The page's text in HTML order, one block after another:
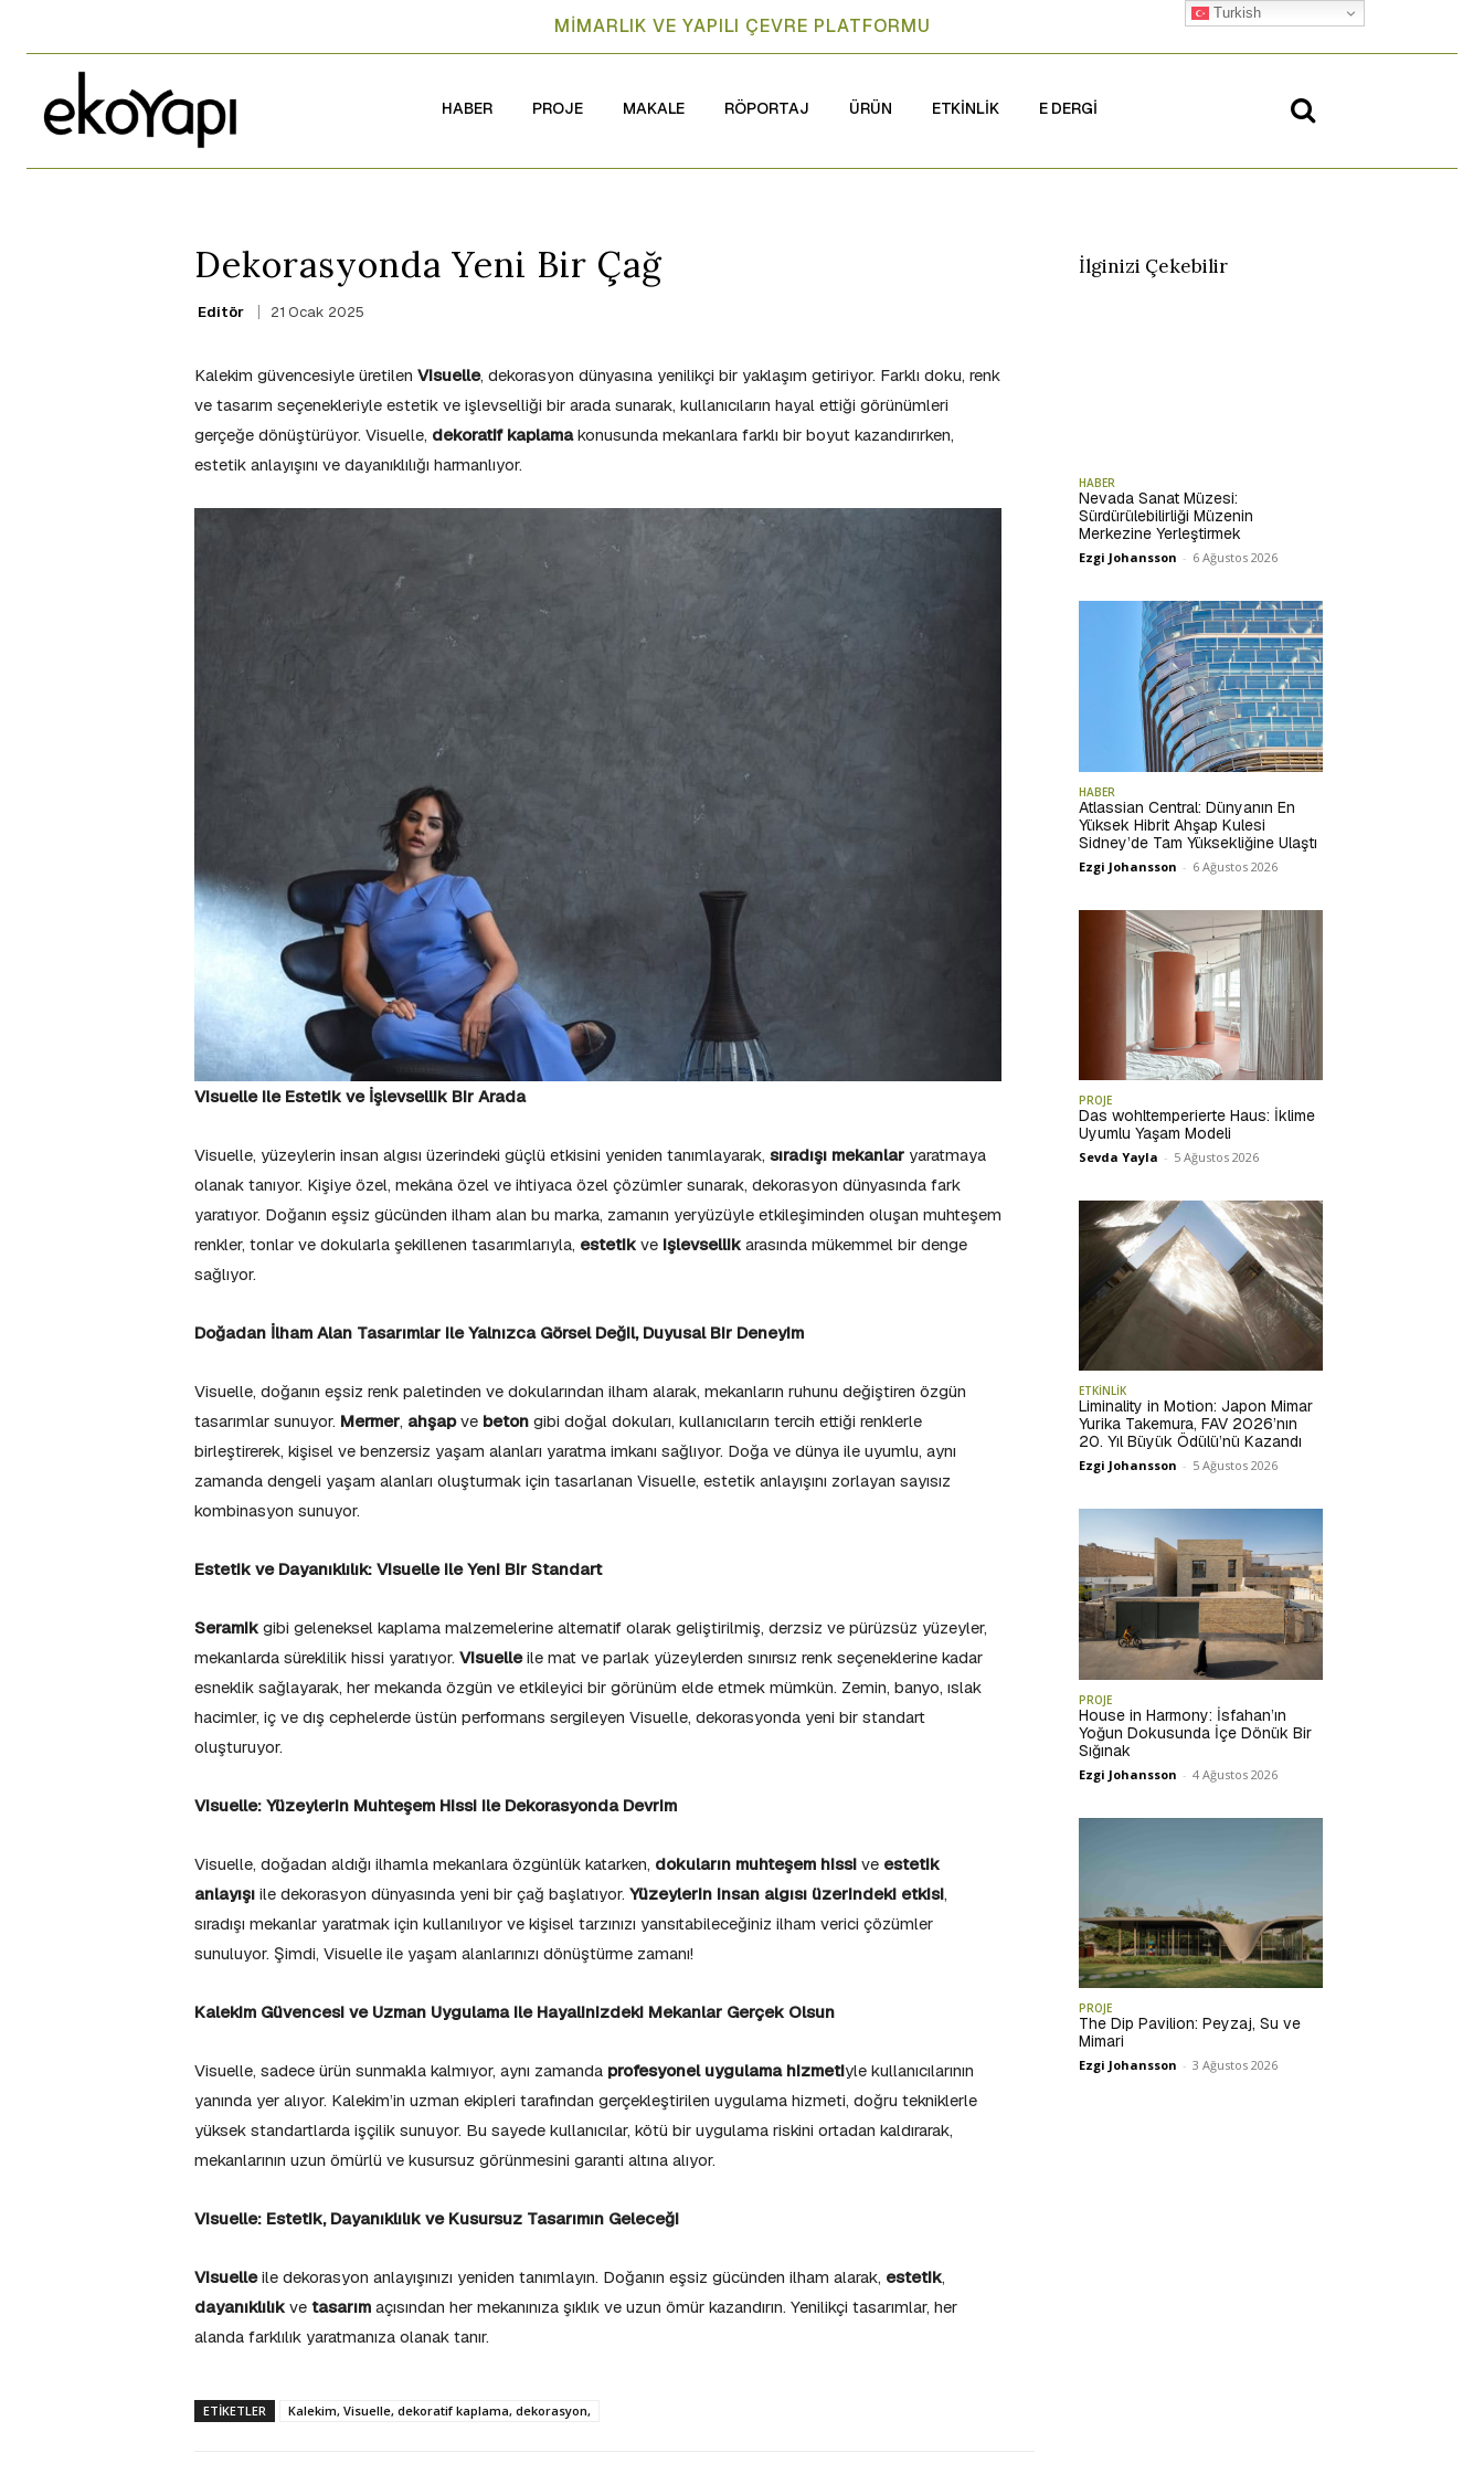
MİMARLIK VE YAPILI ÇEVRE PLATFORMU
HABER PROJE MAKALE RÖPORTAJ ÜRÜN ETKİNLİK E DERGİ
Dekorasyonda Yeni Bir Çağ
Editör 21 Ocak 2025
Kalekim güvencesiyle üretilen Visuelle, dekorasyon dünyasına yenilikçi bir yaklaşım getiriyor. Farklı doku, renk
ve tasarım seçenekleriyle estetik ve işlevselliği bir arada sunarak, kullanıcıların hayal ettiği görünümleri
gerçeğe dönüştürüyor. Visuelle, dekoratif kaplamakonusunda mekanlara farklı bir boyut kazandırırken,
estetik anlayışını ve dayanıklılığı harmanlıyor.
Visuelle ile Estetik ve İşlevsellik Bir Arada
Visuelle, yüzeylerin insan algısı üzerindeki güçlü etkisini yeniden tanımlayarak, sıradışı mekanlar yaratmaya
olanak tanıyor. Kişiye özel, mekâna özel ve ihtiyaca özel çözümler sunarak, dekorasyon dünyasında fark
yaratıyor. Doğanın eşsiz gücünden ilham alan bu marka, zamanın yeryüzüyle etkileşiminden oluşan muhteşem
renkler, tonlar ve dokularla şekillenen tasarımlarıyla, estetik ve işlevsellik arasında mükemmel bir denge
sağlıyor.
Doğadan İlham Alan Tasarımlar ile Yalnızca Görsel Değil, Duyusal Bir Deneyim
Visuelle, doğanın eşsiz renk paletinden ve dokularından ilham alarak, mekanların ruhunu değiştiren özgün
tasarımlar sunuyor. Mermer, ahşapve beton gibi doğal dokuları, kullanıcıların tercih ettiği renklerle
birleştirerek, kişisel ve benzersiz yaşam alanları yaratma imkanı sağlıyor. Doğa ve dünya ile uyumlu, aynı
zamanda dengeli yaşam alanları oluşturmak için tasarlanan Visuelle, estetik anlayışını zorlayan sayısız
kombinasyon sunuyor.
Estetik ve Dayanıklılık: Visuelle ile Yeni Bir Standart
Seramik gibi geleneksel kaplama malzemelerine alternatif olarak geliştirilmiş, derzsiz ve pürüzsüz yüzeyler,
mekanlarda süreklilik hissi yaratıyor. Visuelleile mat ve parlak yüzeylerden sınırsız renk seçeneklerine kadar
esneklik sağlayarak, her mekanda özgün ve etkileyici bir görünüm elde etmek mümkün. Zemin, banyo, ıslak
hacimler, iç ve dış cephelerde üstün performans sergileyen Visuelle, dekorasyonda yeni bir standart
oluşturuyor.
Visuelle: Yüzeylerin Muhteşem Hissi ile Dekorasyonda Devrim
Visuelle, doğadan aldığı ilhamla mekanlara özgünlük katarken, dokuların muhteşem hissi ve estetik
anlayışı ile dekorasyon dünyasında yeni bir çağ başlatıyor. Yüzeylerin insan algısı üzerindeki etkisi,
sıradışı mekanlar yaratmak için kullanılıyor ve kişisel tarzınızı yansıtabileceğiniz ilham verici çözümler
sunuluyor. Şimdi, Visuelle ile yaşam alanlarınızı dönüştürme zamanı!
Kalekim Güvencesi ve Uzman Uygulama ile Hayalinizdeki Mekanlar Gerçek Olsun
Visuelle, sadece ürün sunmakla kalmıyor, aynı zamanda profesyonel uygulama hizmetiyle kullanıcılarının
yanında yer alıyor. Kalekim’in uzman ekipleri tarafından gerçekleştirilen uygulama hizmeti, doğru tekniklerle
yüksek standartlarda işçilik sunuyor. Bu sayede kullanıcılar, kötü bir uygulama riskini ortadan kaldırarak,
mekanlarının uzun ömürlü ve kusursuz görünmesini garanti altına alıyor.
Visuelle: Estetik, Dayanıklılık ve Kusursuz Tasarımın Geleceği
Visuelleile dekorasyon anlayışınızı yeniden tanımlayın. Doğanın eşsiz gücünden ilham alarak, estetik,
dayanıklılık ve tasarım açısından her mekanınıza şıklık ve uzun ömür kazandırın. Yenilikçi tasarımlar, her
alanda farklılık yaratmanıza olanak tanır.
ETIKETLER Kalekim, Visuelle, dekoratif kaplama, dekorasyon,
İlginizi Çekebilir
HABER
Nevada Sanat Müzesi:
Sürdürülebilirliği Müzenin
Merkezine Yerleştirmek
Ezgi Johansson - 6 Ağustos 2026
HABER
Atlassian Central: Dünyanın En
Yüksek Hibrit Ahşap Kulesi
Sidney’de Tam Yüksekliğine Ulaştı
Ezgi Johansson - 6 Ağustos 2026
PROJE
Das wohltemperierte Haus: İklime
Uyumlu Yaşam Modeli
Sevda Yayla - 5 Ağustos 2026
ETKİNLİK
Liminality in Motion: Japon Mimar
Yurika Takemura, FAV 2026’nın
20. Yıl Büyük Ödülü’nü Kazandı
Ezgi Johansson - 5 Ağustos 2026
PROJE
House in Harmony: İsfahan’ın
Yoğun Dokusunda İçe Dönük Bir
Sığınak
Ezgi Johansson - 4 Ağustos 2026
PROJE
The Dip Pavilion: Peyzaj, Su ve
Mimari
Ezgi Johansson - 3 Ağustos 2026
Turkish